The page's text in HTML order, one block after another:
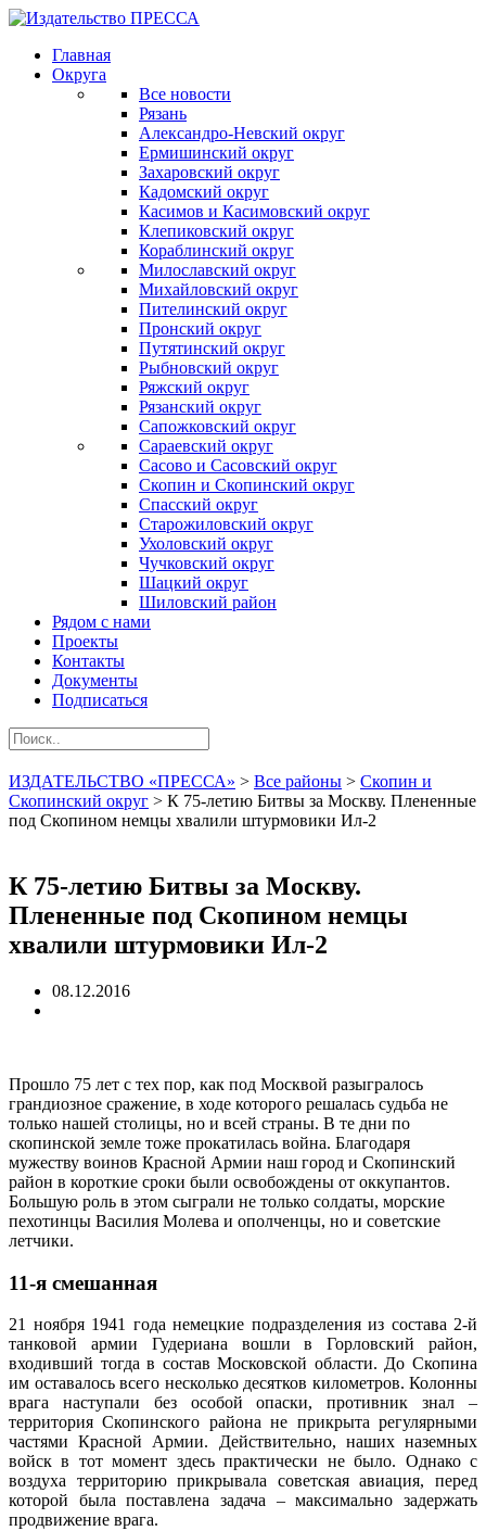
Главная
Округа
Все новости
Рязань
Александро-Невский округ
Ермишинский округ
Захаровский округ
Кадомский округ
Касимов и Касимовский округ
Клепиковский округ
Кораблинский округ
Милославский округ
Михайловский округ
Пителинский округ
Пронский округ
Путятинский округ
Рыбновский округ
Ряжский округ
Рязанский округ
Сапожковский округ
Сараевский округ
Сасово и Сасовский округ
Скопин и Скопинский округ
Спасский округ
Старожиловский округ
Ухоловский округ
Чучковский округ
Шацкий округ
Шиловский район
Рядом с нами
Проекты
Контакты
Документы
Подписаться
ИЗДАТЕЛЬСТВО «ПРЕССА» > Все районы > Скопин и
Скопинский округ > К 75-летию Битвы за Москву. Плененные
под Скопином немцы хвалили штурмовики Ил-2
К 75-летию Битвы за Москву.
Плененные под Скопином немцы
хвалили штурмовики Ил-2
08.12.2016
Прошло 75 лет с тех пор, как под Москвой разыгралось
грандиозное сражение, в ходе которого решалась судьба не
только нашей столицы, но и всей страны. В те дни по
скопинской земле тоже прокатилась война. Благодаря
мужеству воинов Красной Армии наш город и Скопинский
район в короткие сроки были освобождены от оккупантов.
Большую роль в этом сыграли не только солдаты, морские
пехотинцы Василия Молева и ополченцы, но и советские
летчики.
11-я смешанная
21 ноября 1941 года немецкие подразделения из состава 2-й
танковой армии Гудериана вошли в Горловский район,
входивший тогда в состав Московской области. До Скопина
им оставалось всего несколько десятков километров. Колонны
врага наступали без особой опаски, противник знал –
территория Скопинского района не прикрыта регулярными
частями Красной Армии. Действительно, наших наземных
войск в тот момент здесь практически не было. Однако с
воздуха территорию прикрывала советская авиация, перед
которой была поставлена задача – максимально задержать
продвижение врага.